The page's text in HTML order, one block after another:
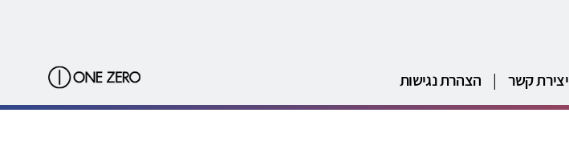
יצירת קשר | הצהרת נגישות